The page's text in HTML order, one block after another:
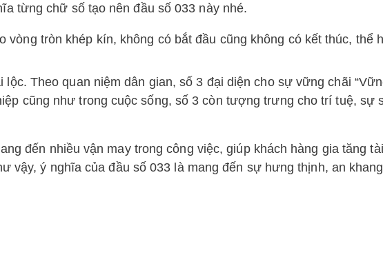
từng chữ số tạo nên đầu số 033 này nhé.
vòng tròn khép kín, không có bắt đầu cũng không có kết thúc, thể
Theo quan niệm dân gian, số 3 đại diện cho sự vững chãi
cũng như trong cuộc sống, số 3 còn tượng trưng cho trí tuệ, sự
đến nhiều vận may trong công việc, giúp khách hàng gia tăng
vậy, ý nghĩa của đầu số 033 là mang đến sự hưng thịnh, an